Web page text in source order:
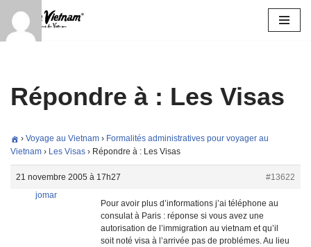
Aller
Répondre à : Les Visas
› Voyage au Vietnam › Formalités administratives pour voyager au
Vietnam › Les Visas › Répondre à : Les Visas
21 novembre 2005 à 17h27
#13622
jomar
Pour avoir plus d’informations j’ai téléphone au
consulat à Paris : réponse si vous avez une
autorisation de l’immigration au vietnam et qu’il
soit noté visa à l’arrivée pas de problémes. Au lieu